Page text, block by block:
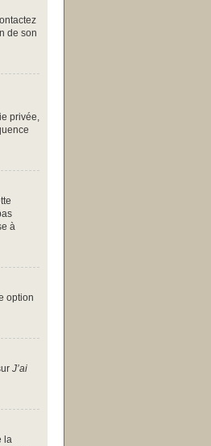
de son
privée,
à
option
J’ai
la